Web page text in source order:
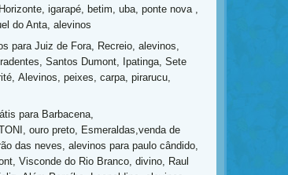
igarapé, betim, uba, ponte nova ,
do Anta, alevinos
para Juiz de Fora, Recreio, alevinos,
Santos Dumont, Ipatinga, Sete
Alevinos, peixes, carpa, pirarucu,
para Barbacena,
ouro preto, Esmeraldas,venda de
das neves, alevinos para paulo cândido,
Visconde do Rio Branco, divino, Raul